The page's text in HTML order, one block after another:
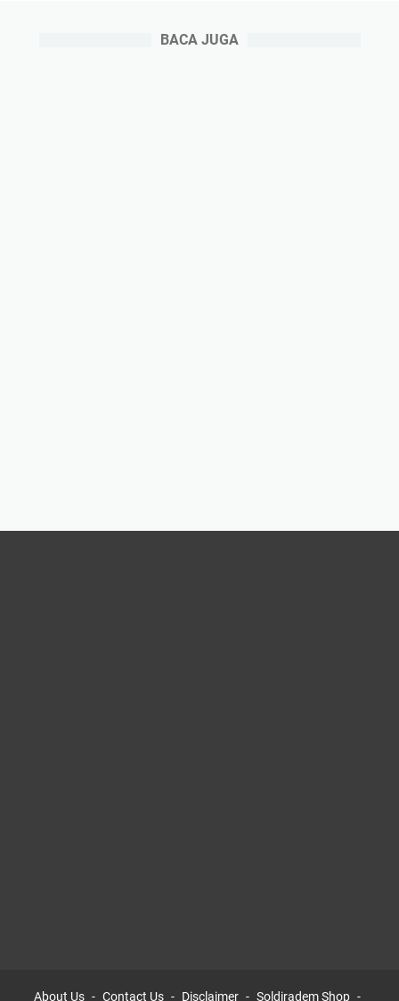
BACA JUGA
About Us Contact Us Disclaimer Soldiradem Shop